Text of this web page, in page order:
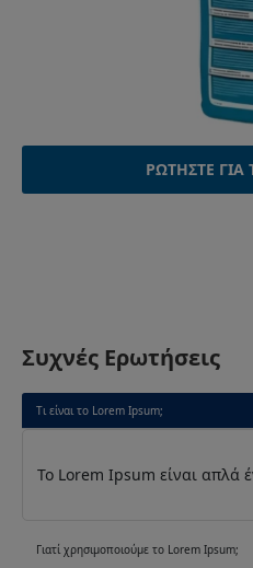
ΡΩΤΉΣΤΕ
Συχνές Ερωτήσεις
Τι είναι το Lorem Ipsum;
Το Lorem Ipsum είναι απλά
Γιατί χρησιμοποιούμε το Lorem Ipsum;